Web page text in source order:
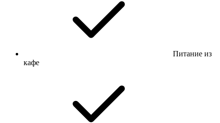
Питание из
кафе